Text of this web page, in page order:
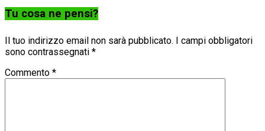
Tu cosa ne pensi?
Il tuo indirizzo email non sarà pubblicato. I campi obbligatori
sono contrassegnati *
Commento *